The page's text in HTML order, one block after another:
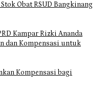
Obat RSUD Bangkinang
Kampar Rizki Ananda
dan Kompensasi untuk
Kompensasi bagi